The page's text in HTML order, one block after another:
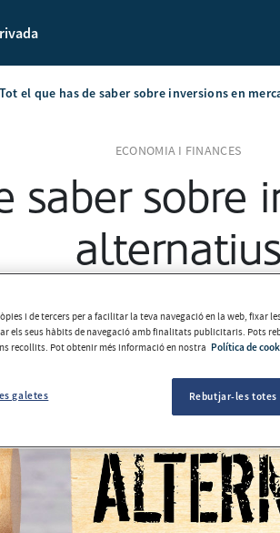
Tot el que has de saber sobre inversions en
ECONOMIA I FINANCES
saber sobre
alternatius
i de tercers per a facilitar la teva navegació en la web, fixar
els seus hàbits de navegació amb finalitats publicitaris. Pots
recollits. Pot obtenir més informació en nostra Política de
galetes Rebutjar-les totes